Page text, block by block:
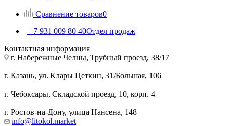
Сравнение товаров0
+7 931 009 80 40Отдел продаж
Контактная информация
г. Набережные Челны, Трубный проезд, 38/17
г. Казань, ул. Клары Цеткин, 31/Большая, 106
г. Чебоксары, Складской проезд, 10, корп. 4
г. Ростов-на-Дону, улица Нансена, 148
info@litokol.market